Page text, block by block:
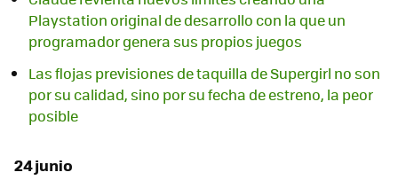
Playstation original de desarrollo con la que un
programador genera sus propios juegos
Las flojas previsiones de taquilla de Supergirl no son
por su calidad, sino por su fecha de estreno, la peor
posible
24 junio